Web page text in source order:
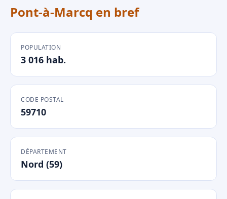
Pont-à-Marcq en bref
POPULATION
3 016 hab.
CODE POSTAL
59710
DÉPARTEMENT
Nord (59)